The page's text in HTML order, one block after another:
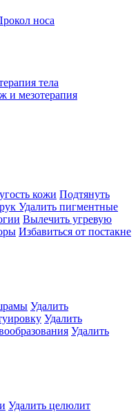
носа
тела
и мезотерапия
кожи Подтянуть
Удалить пигментные
Вылечить угревую
Избавиться от постакне
Удалить
Удалить
Удалить
Удалить целюлит